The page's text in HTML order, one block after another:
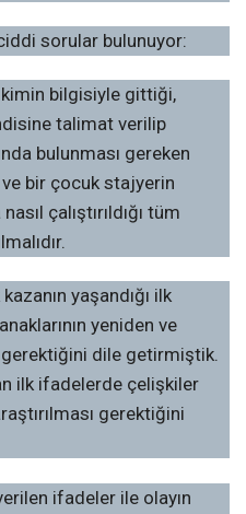
sorular bulunuyor:
kimin bilgisiyle gittiği,
talimat verilip
bulunması gereken
bir çocuk stajyerin
çalıştırıldığı tüm
yaşandığı ilk
yeniden ve
gerektiğini dile getirmiştik.
ilk ifadelerde çelişkiler
gerektiğini
ifadeler ile olayın